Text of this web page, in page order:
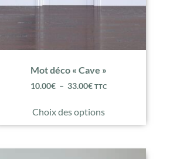
Mot déco « Cave »
10.00€ – 33.00€ TTC
Choix des options